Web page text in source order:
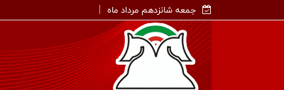
جمعه شانزدهم مرداد ماه